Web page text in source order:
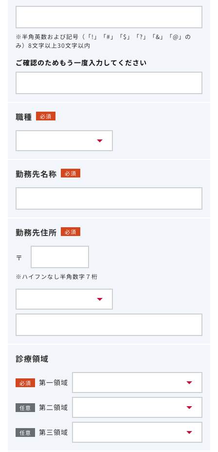
※半角英数および記号（「!」「#」「$」「?」「&」「@」の
み）8文字以上30文字以内
ご確認のためもう一度入力してください
職種 必須
勤務先名称 必須
勤務先住所 必須
〒
※ハイフンなし半角数字７桁
診療領域
必須 第一領域
任意 第二領域
任意 第三領域